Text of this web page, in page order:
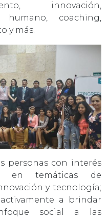
innovación,
humano, coaching,
y más.
personas con interés
en temáticas de
y tecnología;
a brindar
social a las